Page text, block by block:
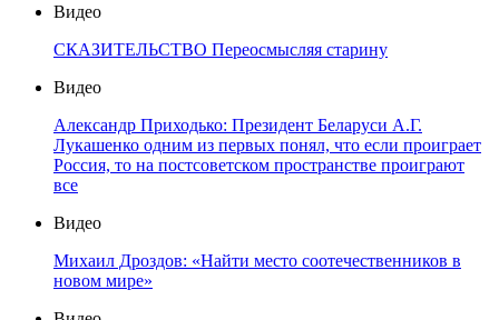
Видео
СКАЗИТЕЛЬСТВО Переосмысляя старину
Видео
Александр Приходько: Президент Беларуси А.Г.
Лукашенко одним из первых понял, что если проиграет
Россия, то на постсоветском пространстве проиграют
все
Видео
Михаил Дроздов: «Найти место соотечественников в
новом мире»